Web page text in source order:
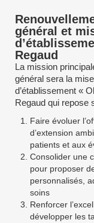
général et
Regaud
La mission
général sera la
d’établissement «
Regaud qui repose
Faire évoluer
d’extension
patients et aux
Consolider une
pour proposer
personnalisés,
soins
Renforcer
développer les